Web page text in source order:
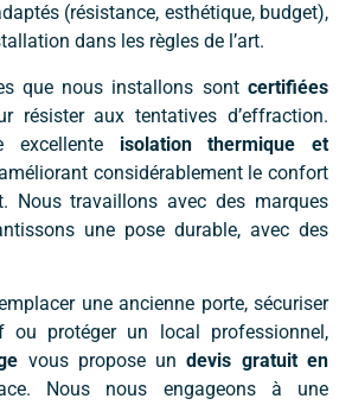
(résistance, esthétique, budget),
dans les règles de l’art.
que nous installons sont certifiées
résister aux tentatives d’effraction.
excellente isolation thermique et
considérablement le confort
Nous travaillons avec des marques
une pose durable, avec des
une ancienne porte, sécuriser
ou protéger un local professionnel,
vous propose undevis gratuit en
Nous nous engageons à une